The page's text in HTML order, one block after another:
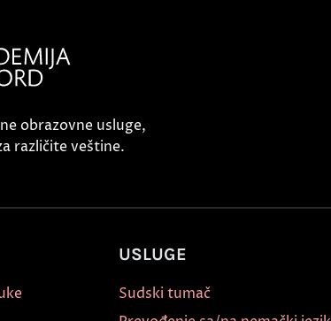
obrazovne usluge,
različite veštine.
USLUGE
Sudski tumač